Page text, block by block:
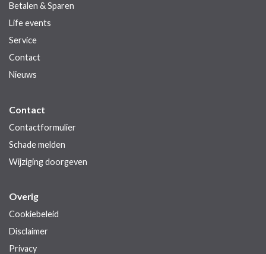
Betalen & Sparen
Life events
Service
Contact
Nieuws
Contact
Contactformulier
Schade melden
Wijziging doorgeven
Overig
Cookiebeleid
Disclaimer
Privacy